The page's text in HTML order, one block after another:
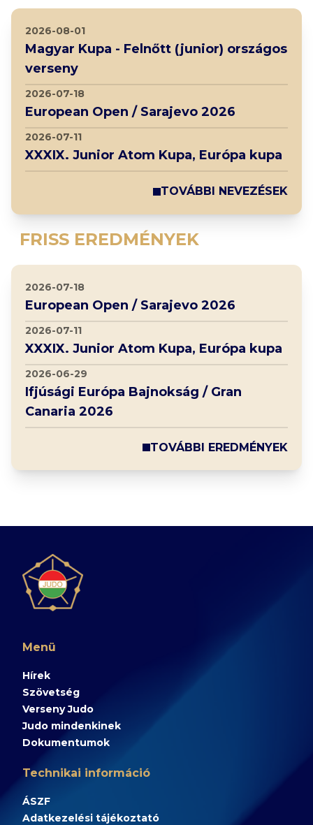
FRISS EREDMÉNYEK
2026-08-01
Magyar Kupa - Felnőtt (junior) országos
verseny
2026-07-18
European Open / Sarajevo 2026
2026-07-11
XXXIX. Junior Atom Kupa, Európa kupa
TOVÁBBI NEVEZÉSEK
2026-07-18
European Open / Sarajevo 2026
2026-07-11
XXXIX. Junior Atom Kupa, Európa kupa
2026-06-29
Ifjúsági Európa Bajnokság / Gran
Canaria 2026
TOVÁBBI EREDMÉNYEK
Menü
Hírek
Szövetség
Verseny Judo
Judo mindenkinek
Dokumentumok
Technikai információ
ÁSZF
Adatkezelési tájékoztató